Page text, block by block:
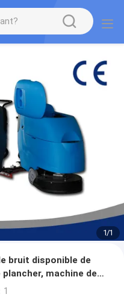
1/1
bruit disponible de
machine de
1